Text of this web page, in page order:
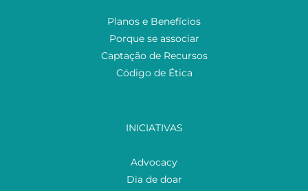
Planos e Benefícios
Porque se associar
Captação de Recursos
Código de Ética
INICIATIVAS
Advocacy
Dia de doar